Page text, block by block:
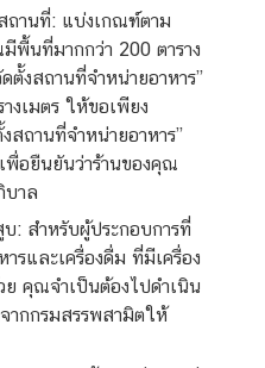
านที่: แบ่งเกณฑ์ตาม
พื้นที่มากกว่า 200 ตาราง
ตั้งสถานที่จำหน่ายอาหาร”
งเมตร ให้ขอเพียง
สถานที่จำหน่ายอาหาร”
พื่อยืนยันว่าร้านของคุณ
บาล
: สำหรับผู้ประกอบการที่
รและเครื่องดื่ม ที่มีเครื่อง
คุณจำเป็นต้องไปดำเนิน
ากกรมสรรพสามิตให้